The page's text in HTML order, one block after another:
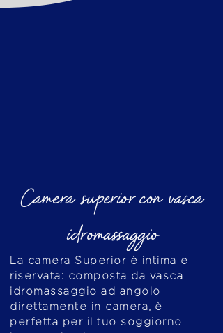
Camera superior con vasca
idromassaggio
La camera Superior è intima e
riservata: composta da vasca
idromassaggio ad angolo
direttamente in camera, è
perfetta per il tuo soggiorno